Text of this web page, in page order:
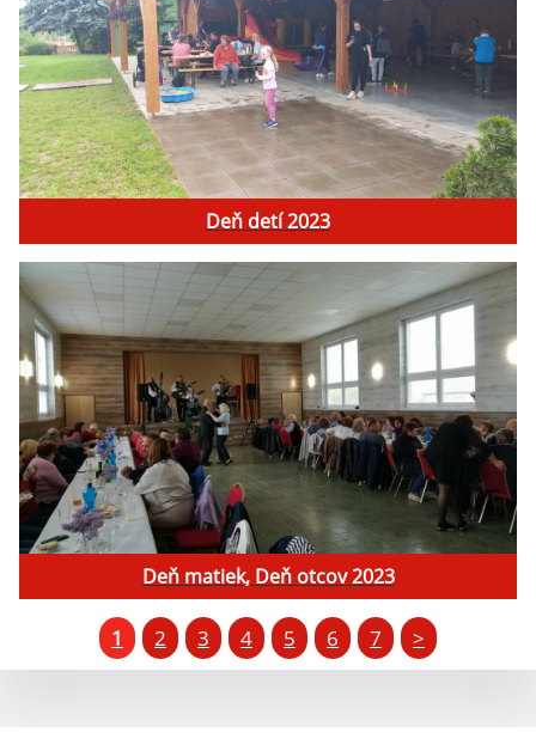
Deň detí 2023
Deň matiek, Deň otcov 2023
1 2 3 4 5 6 7 >